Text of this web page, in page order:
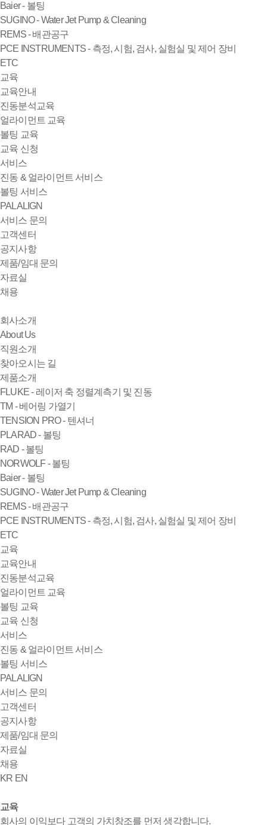
Baier - 볼팅
SUGINO - Water Jet Pump & Cleaning
REMS - 배관공구
PCE INSTRUMENTS - 측정, 시험, 검사, 실험실 및 제어 장비
ETC
교육
교육안내
진동분석교육
얼라이먼트 교육
볼팅 교육
교육 신청
서비스
진동 & 얼라이먼트 서비스
볼팅 서비스
PALALIGN
서비스 문의
고객센터
공지사항
제품/임대 문의
자료실
채용
회사소개
About Us
직원소개
찾아오시는 길
제품소개
FLUKE - 레이저 축 정렬계측기 및 진동
TM - 베어링 가열기
TENSION PRO - 텐셔너
PLARAD - 볼팅
RAD - 볼팅
NORWOLF - 볼팅
Baier - 볼팅
SUGINO - Water Jet Pump & Cleaning
REMS - 배관공구
PCE INSTRUMENTS - 측정, 시험, 검사, 실험실 및 제어 장비
ETC
교육
교육안내
진동분석교육
얼라이먼트 교육
볼팅 교육
교육 신청
서비스
진동 & 얼라이먼트 서비스
볼팅 서비스
PALALIGN
서비스 문의
고객센터
공지사항
제품/임대 문의
자료실
채용
KR EN
교육
회사의 이익보다 고객의 가치창조를 먼저 생각합니다.